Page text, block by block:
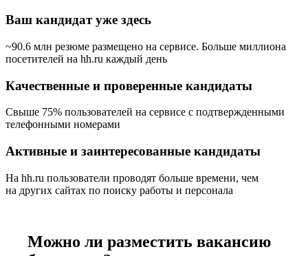
Ваш кандидат уже здесь
~90.6 млн резюме размещено на сервисе. Больше миллиона
посетителей на hh.ru каждый день
Качественные и проверенные кандидаты
Свыше 75% пользователей на сервисе с подтвержденными
телефонными номерами
Активные и заинтересованные кандидаты
На hh.ru пользователи проводят больше времени, чем
на других сайтах по поиску работы и персонала
Можно ли разместить вакансию